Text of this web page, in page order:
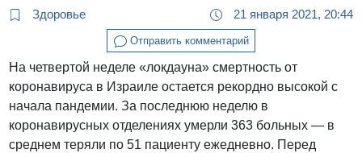
Здоровье 21 января 2021, 20:44
Отправить комментарий
На четвертой неделе «локдауна» смертность от
коронавируса в Израиле остается рекордно высокой с
начала пандемии. За последнюю неделю в
коронавирусных отделениях умерли 363 больных — в
среднем теряли по 51 пациенту ежедневно. Перед